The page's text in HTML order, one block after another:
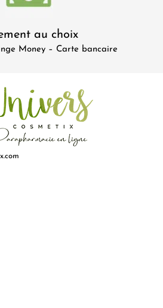
au choix
Money – Carte bancaire